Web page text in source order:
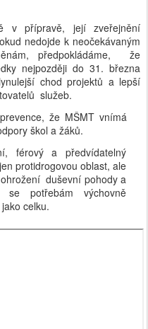
v přípravě, její zveřejnění
nedojde k neočekávaným
předpokládáme, že
nejpozději do 31. března
chod projektů a lepší
služeb.
že MŠMT vnímá
škol a žáků.
férový a předvídatelný
protidrogovou oblast, ale
duševní pohody a
potřebám výchovně
celku.